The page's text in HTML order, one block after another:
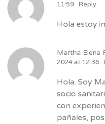
11:59
Reply
Hola estoy
Martha Elena
2024 at 12:36
Hola. Soy
socio
con
pañales,